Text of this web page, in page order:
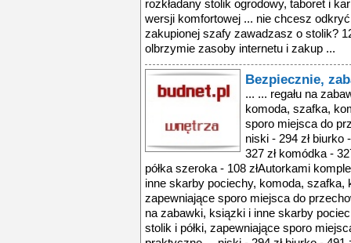
rozkładany stolik ogrodowy, taboret i
wersji komfortowej ... nie chcesz
zakupionej szafy zawadzasz o stolik?
olbrzymie zasoby internetu i zakup ...
Bezpiecznie,
... ... regału na
komoda, szafka,
sporo miejsca do
niski - 294 zł biurko
327 zł komódka -
półka szeroka - 108 złAutorkami
inne skarby pociechy, komoda, szafka,
zapewniające sporo miejsca do
na zabawki, ksiązki i inne skarby
stolik i półki, zapewniające sporo